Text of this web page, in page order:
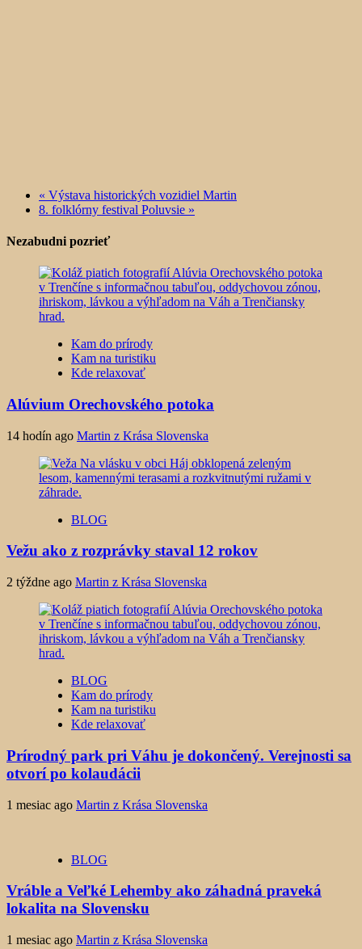
« Výstava historických vozidiel Martin
8. folklórny festival Poluvsie »
Nezabudni pozrieť
Kam do prírody
Kam na turistiku
Kde relaxovať
Alúvium Orechovského potoka
14 hodín ago Martin z Krása Slovenska
BLOG
Vežu ako z rozprávky staval 12 rokov
2 týždne ago Martin z Krása Slovenska
BLOG
Kam do prírody
Kam na turistiku
Kde relaxovať
Prírodný park pri Váhu je dokončený. Verejnosti sa
otvorí po kolaudácii
1 mesiac ago Martin z Krása Slovenska
BLOG
Vráble a Veľké Lehemby ako záhadná praveká
lokalita na Slovensku
1 mesiac ago Martin z Krása Slovenska